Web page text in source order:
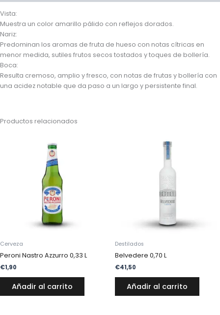
Vista:
Muestra un color amarillo pálido con reflejos dorados.
Nariz:
Predominan los aromas de fruta de hueso con notas cítricas en
menor medida, sutiles frutos secos tostados y toques de bollería.
Boca:
Resulta cremoso, amplio y fresco, con notas de frutas y bollería con
una acidez notable que da paso a un largo y persistente final.
Productos relacionados
Cerveza
Peroni Nastro Azzurro 0,33 L
€1,90
Añadir al carrito
Destilados
Belvedere 0,70 L
€41,50
Añadir al carrito